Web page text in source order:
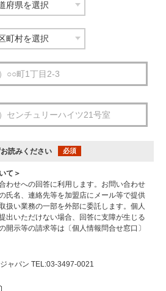
読みください 必須
て＞
わせへの回答に利用します。お問い合わせ
氏名、連絡先等を加盟店にメール等で提供
扱い業務の一部を外部に委託します。個人
出いただけない場合、回答に支障が生じる
開示等の請求等は〔個人情報問合せ窓口〕
ャパン TEL:03-3497-0021